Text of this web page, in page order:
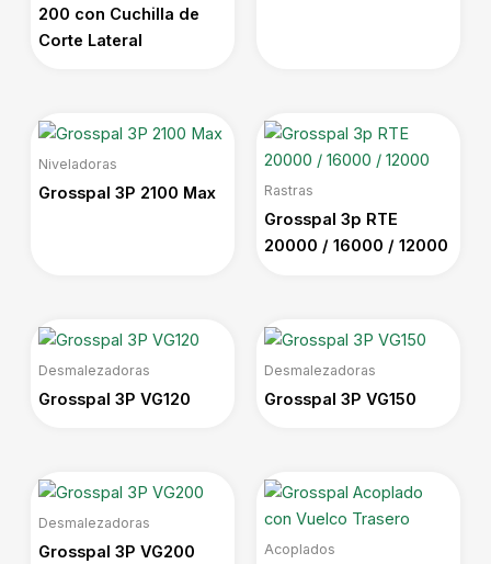
200 con Cuchilla de
Corte Lateral
Niveladoras
Grosspal 3P 2100 Max Rastras
Grosspal 3p RTE
20000 / 16000 / 12000
Desmalezadoras
Grosspal 3P VG120
Desmalezadoras
Grosspal 3P VG150
Desmalezadoras
Grosspal 3P VG200 Acoplados